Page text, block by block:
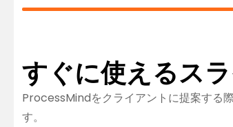
すぐに使えるス
ProcessMindをクライアントに提案する
す。